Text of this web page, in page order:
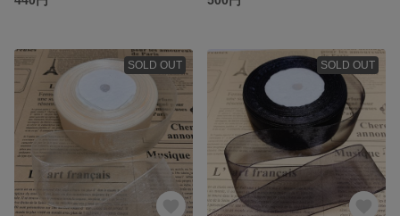
SOLD OUT SOLD OUT